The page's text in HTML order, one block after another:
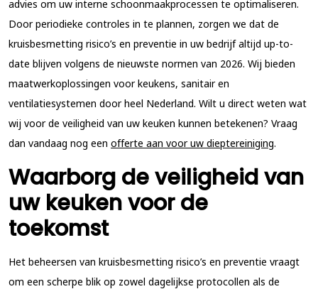
advies om uw interne schoonmaakprocessen te optimaliseren.
Door periodieke controles in te plannen, zorgen we dat de
kruisbesmetting risico’s en preventie in uw bedrijf altijd up-to-
date blijven volgens de nieuwste normen van 2026. Wij bieden
maatwerkoplossingen voor keukens, sanitair en
ventilatiesystemen door heel Nederland. Wilt u direct weten wat
wij voor de veiligheid van uw keuken kunnen betekenen? Vraag
dan vandaag nog een offerte aan voor uw dieptereiniging.
Waarborg de veiligheid van
uw keuken voor de
toekomst
Het beheersen van kruisbesmetting risico’s en preventie vraagt
om een scherpe blik op zowel dagelijkse protocollen als de